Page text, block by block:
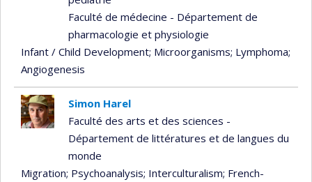
Faculté de médecine - Département de
pharmacologie et physiologie
Infant / Child Development; Microorganisms; Lymphoma;
Angiogenesis
Simon Harel
Faculté des arts et des sciences -
Département de littératures et de langues du
monde
Migration; Psychoanalysis; Interculturalism; French-